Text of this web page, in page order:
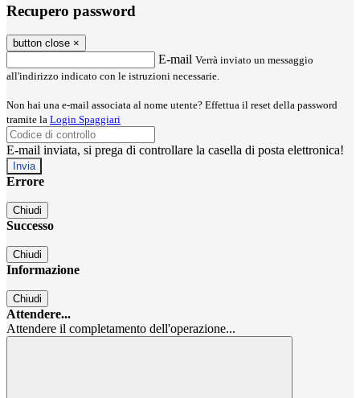
Recupero password
button close ×
E-mail Verrà inviato un messaggio
all'indirizzo indicato con le istruzioni necessarie.
Non hai una e-mail associata al nome utente? Effettua il reset della password
tramite la Login Spaggiari
E-mail inviata, si prega di controllare la casella di posta elettronica!
Errore
Chiudi
Successo
Chiudi
Informazione
Chiudi
Attendere...
Attendere il completamento dell'operazione...